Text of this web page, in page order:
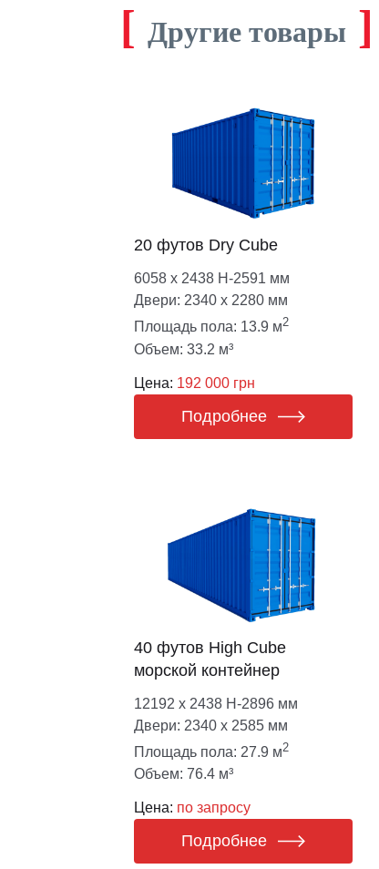
[ Другие товары ]
20 футов Dry Cube
6058 х 2438 Н-2591 мм
Двери: 2340 х 2280 мм
Площадь пола: 13.9 м2
Объем: 33.2 м³
Цена: 192 000 грн
Подробнее
40 футов High Cube
морской контейнер
12192 х 2438 Н-2896 мм
Двери: 2340 х 2585 мм
Площадь пола: 27.9 м2
Объем: 76.4 м³
Цена: по запросу
Подробнее